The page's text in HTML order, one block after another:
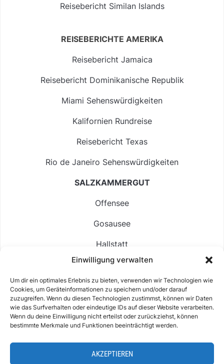
Einwilligung verwalten
Um dir ein optimales Erlebnis zu bieten, verwenden wir Technologien wie
Cookies, um Geräteinformationen zu speichern und/oder darauf
zuzugreifen. Wenn du diesen Technologien zustimmst, können wir Daten
wie das Surfverhalten oder eindeutige IDs auf dieser Website verarbeiten.
Wenn du deine Einwilligung nicht erteilst oder zurückziehst, können
bestimmte Merkmale und Funktionen beeinträchtigt werden.
AKZEPTIEREN
Reisebericht Similan Islands
REISEBERICHTE AMERIKA
Reisebericht Jamaica
Reisebericht Dominikanische Republik
Miami Sehenswürdigkeiten
Kalifornien Rundreise
Reisebericht Texas
Rio de Janeiro Sehenswürdigkeiten
SALZKAMMERGUT
Offensee
Gosausee
Hallstatt
Langbathsee
Altausseer See
Hintersee
IMPRESSUM & KONTAKT